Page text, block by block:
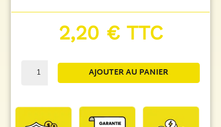
2,20 € TTC
Bleu
AJOUTER AU PANIER